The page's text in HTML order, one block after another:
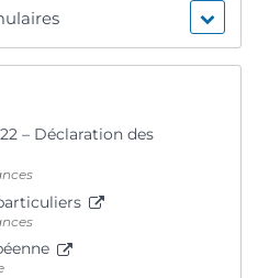
– Déclaration des